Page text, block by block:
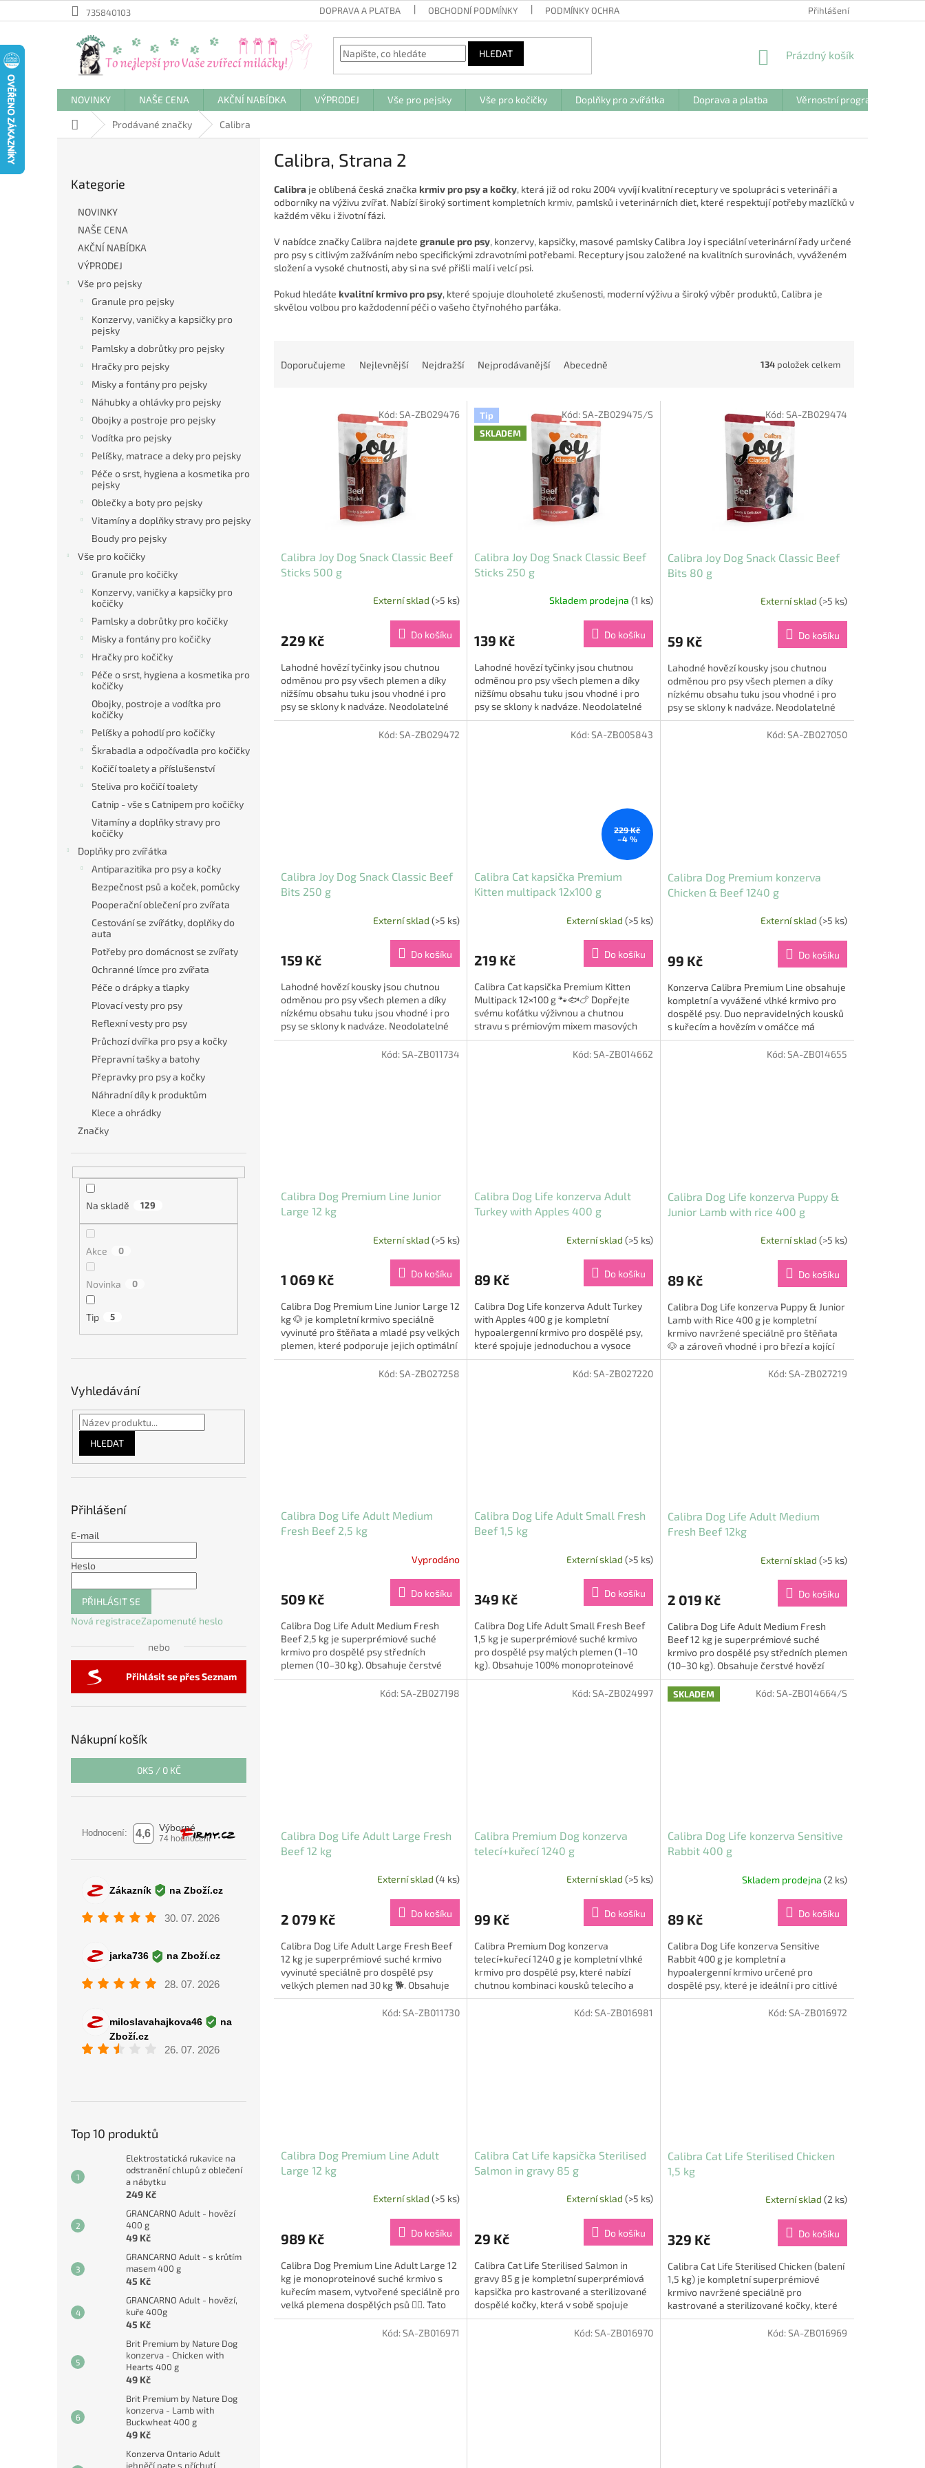
na
735840103 DOPRAVA A PLATBA OBCHODNÍ PODMÍNKY PODMÍNKY OCHRANY OSOBNÍCH ÚDAJŮ Přihlášení
HLEDAT
NÁKUPNÍ
Prázdný košík
NOVINKY NAŠE CENA AKČNÍ NABÍDKA VÝPRODEJ Vše pro pejsky Vše pro kočičky Doplňky pro zvířátka Doprava a platba Věrnostní program
Domů Prodávané značky Calibra
kategorie
Kategorie
NOVINKY
NAŠE CENA
AKČNÍ NABÍDKA
VÝPRODEJ
Vše pro pejsky
Granule pro pejsky
Konzervy, vaničky a kapsičky pro
pejsky
Pamlsky a dobrůtky pro pejsky
Hračky pro pejsky
Misky a fontány pro pejsky
Náhubky a ohlávky pro pejsky
Obojky a postroje pro pejsky
Vodítka pro pejsky
Pelíšky, matrace a deky pro pejsky
Péče o srst, hygiena a kosmetika pro
pejsky
Oblečky a boty pro pejsky
Vitamíny a doplňky stravy pro pejsky
Boudy pro pejsky
Vše pro kočičky
Granule pro kočičky
Konzervy, vaničky a kapsičky pro
kočičky
Pamlsky a dobrůtky pro kočičky
Misky a fontány pro kočičky
Hračky pro kočičky
Péče o srst, hygiena a kosmetika pro
kočičky
Obojky, postroje a vodítka pro
kočičky
Pelíšky a pohodlí pro kočičky
Škrabadla a odpočívadla pro kočičky
Kočičí toalety a příslušenství
Steliva pro kočičí toalety
Catnip - vše s Catnipem pro kočičky
Vitamíny a doplňky stravy pro
kočičky
Doplňky pro zvířátka
Antiparazitika pro psy a kočky
Bezpečnost psů a koček, pomůcky
Pooperační oblečení pro zvířata
Cestování se zvířátky, doplňky do
auta
Potřeby pro domácnost se zvířaty
Ochranné límce pro zvířata
Péče o drápky a tlapky
Plovací vesty pro psy
Reflexní vesty pro psy
Průchozí dvířka pro psy a kočky
Přepravní tašky a batohy
Přepravky pro psy a kočky
Náhradní díly k produktům
Klece a ohrádky
Značky
Na skladě 129
Akce 0
Novinka 0
Tip 5
Vyhledávání
HLEDAT
Přihlášení
E-mail
Heslo
PŘIHLÁSIT SE
Nová registraceZapomenuté heslo
nebo
Přihlásit se přes Seznam
Nákupní košík
0KS / 0 KČ
Top 10 produktů
Elektrostatická rukavice na
odstranění chlupů z oblečení
a nábytku
249 Kč
GRANCARNO Adult - hovězí
400 g
49 Kč
GRANCARNO Adult - s krůtím
masem 400 g
45 Kč
GRANCARNO Adult - hovězí,
kuře 400g
45 Kč
Brit Premium by Nature Dog
konzerva - Chicken with
Hearts 400 g
49 Kč
Brit Premium by Nature Dog
konzerva - Lamb with
Buckwheat 400 g
49 Kč
Konzerva Ontario Adult
jehněčí pate s příchutí
Calibra, Strana 2
Calibra je oblíbená česká značka krmiv pro psy a kočky, která již od roku 2004 vyvíjí kvalitní receptury ve spolupráci s veterináři a
odborníky na výživu zvířat. Nabízí široký sortiment kompletních krmiv, pamlsků i veterinárních diet, které respektují potřeby mazlíčků v
každém věku i životní fázi.
V nabídce značky Calibra najdete granule pro psy, konzervy, kapsičky, masové pamlsky Calibra Joy i speciální veterinární řady určené
pro psy s citlivým zažíváním nebo specifickými zdravotními potřebami. Receptury jsou založené na kvalitních surovinách, vyváženém
složení a vysoké chutnosti, aby si na své přišli malí i velcí psi.
Pokud hledáte kvalitní krmivo pro psy, které spojuje dlouholeté zkušenosti, moderní výživu a široký výběr produktů, Calibra je
skvělou volbou pro každodenní péči o vašeho čtyřnohého parťáka.
Doporučujeme Nejlevnější Nejdražší Nejprodávanější Abecedně 134 položek celkem
Calibra Joy Dog Snack Classic Beef
Sticks 500 g
Externí sklad (>5 ks)
229 Kč Do košíku
Lahodné hovězí tyčinky jsou chutnou
odměnou pro psy všech plemen a díky
nižšímu obsahu tuku jsou vhodné i pro
psy se sklony k nadváze. Neodolatelné
pamlsky potěší smysly i...
Kód:SA-ZB029476
Tip
SKLADEM
Calibra Joy Dog Snack Classic Beef
Sticks 250 g
je
z
5
hvězdiček.
Skladem prodejna (1 ks)
139 Kč Do košíku
Lahodné hovězí tyčinky jsou chutnou
odměnou pro psy všech plemen a díky
nižšímu obsahu tuku jsou vhodné i pro
psy se sklony k nadváze. Neodolatelné
pamlsky potěší smysly i...
Kód:SA-ZB029475/S
Calibra Joy Dog Snack Classic Beef
Bits 80 g
Externí sklad (>5 ks)
59 Kč Do košíku
Lahodné hovězí kousky jsou chutnou
odměnou pro psy všech plemen a díky
nízkému obsahu tuku jsou vhodné i pro
psy se sklony k nadváze. Neodolatelné
pamlsky potěší smysly i...
Kód:SA-ZB029474
Calibra Joy Dog Snack Classic Beef
Bits 250 g
Externí sklad (>5 ks)
159 Kč Do košíku
Lahodné hovězí kousky jsou chutnou
odměnou pro psy všech plemen a díky
nízkému obsahu tuku jsou vhodné i pro
psy se sklony k nadváze. Neodolatelné
pamlsky potěší smysly i...
Kód:SA-ZB029472
229 Kč
–4 %
Calibra Cat kapsička Premium
Kitten multipack 12x100 g
je
z
5
hvězdiček.
Externí sklad (>5 ks)
219 Kč Do košíku
Calibra Cat kapsička Premium Kitten
Multipack 12×100 g 🐾🐟🍗 Dopřejte
svému koťátku výživnou a chutnou
stravu s prémiovým mixem masových
kapsiček v lahodné omáčce! 😻🍲 Toto...
Kód:SA-ZB005843
Calibra Dog Premium konzerva
Chicken & Beef 1240 g
Externí sklad (>5 ks)
99 Kč Do košíku
Konzerva Calibra Premium Line obsahuje
kompletní a vyvážené vlhké krmivo pro
dospělé psy. Duo nepravidelných kousků
s kuřecím a hovězím v omáčce má
přitažlivou chuť i...
Kód:SA-ZB027050
Calibra Dog Premium Line Junior
Large 12 kg
Externí sklad (>5 ks)
1 069 Kč Do košíku
Calibra Dog Premium Line Junior Large 12
kg 🐶 je kompletní krmivo speciálně
vyvinuté pro štěňata a mladé psy velkých
plemen, které podporuje jejich optimální
růst, vývoj kostí a...
Kód:SA-ZB011734
Calibra Dog Life konzerva Adult
Turkey with Apples 400 g
Externí sklad (>5 ks)
89 Kč Do košíku
Calibra Dog Life konzerva Adult Turkey
with Apples 400 g je kompletní
hypoalergenní krmivo pro dospělé psy,
které spojuje jednoduchou a vysoce
stravitelnou recepturu s chutí,...
Kód:SA-ZB014662
Calibra Dog Life konzerva Puppy &
Junior Lamb with rice 400 g
Externí sklad (>5 ks)
89 Kč Do košíku
Calibra Dog Life konzerva Puppy & Junior
Lamb with Rice 400 g je kompletní
krmivo navržené speciálně pro štěňata
🐶 a zároveň vhodné i pro březí a kojící
feny. Tato šetrná a...
Kód:SA-ZB014655
Calibra Dog Life Adult Medium
Fresh Beef 2,5 kg
Vyprodáno
509 Kč Do košíku
Calibra Dog Life Adult Medium Fresh
Beef 2,5 kg je superprémiové suché
krmivo pro dospělé psy středních
plemen (10–30 kg). Obsahuje čerstvé
hovězí maso v monoproteinové...
Kód:SA-ZB027258
Calibra Dog Life Adult Small Fresh
Beef 1,5 kg
Externí sklad (>5 ks)
349 Kč Do košíku
Calibra Dog Life Adult Small Fresh Beef
1,5 kg je superprémiové suché krmivo
pro dospělé psy malých plemen (1–10
kg). Obsahuje 100% monoproteinové
složení s čerstvým hovězím a...
Kód:SA-ZB027220
Calibra Dog Life Adult Medium
Fresh Beef 12kg
Externí sklad (>5 ks)
2 019 Kč Do košíku
Calibra Dog Life Adult Medium Fresh
Beef 12 kg je superprémiové suché
krmivo pro dospělé psy středních plemen
(10–30 kg). Obsahuje čerstvé hovězí
maso v monoproteinové receptuře...
Kód:SA-ZB027219
Calibra Dog Life Adult Large Fresh
Beef 12 kg
Externí sklad (4 ks)
2 079 Kč Do košíku
Calibra Dog Life Adult Large Fresh Beef
12 kg je superprémiové suché krmivo
vyvinuté speciálně pro dospělé psy
velkých plemen nad 30 kg 🐕. Obsahuje
čerstvé hovězí maso v...
Kód:SA-ZB027198
Calibra Premium Dog konzerva
telecí+kuřecí 1240 g
Externí sklad (>5 ks)
99 Kč Do košíku
Calibra Premium Dog konzerva
telecí+kuřecí 1240 g je kompletní vlhké
krmivo pro dospělé psy, které nabízí
chutnou kombinaci kousků telecího a
kuřecího masa v jemné omáčce 🐶🥩....
Kód:SA-ZB024997 SKLADEM
Calibra Dog Life konzerva Sensitive
Rabbit 400 g
Skladem prodejna (2 ks)
89 Kč Do košíku
Calibra Dog Life konzerva Sensitive
Rabbit 400 g je kompletní a
hypoalergenní krmivo určené pro
dospělé psy, které je ideální i pro citlivé
zažívání 🐶🥕. Díky jednodruhové...
Kód:SA-ZB014664/S
Calibra Dog Premium Line Adult
Large 12 kg
Externí sklad (>5 ks)
989 Kč Do košíku
Calibra Dog Premium Line Adult Large 12
kg je monoproteinové suché krmivo s
kuřecím masem, vytvořené speciálně pro
velká plemena dospělých psů 🐕‍🦺. Tato
receptura je navržena s...
Kód:SA-ZB011730
Calibra Cat Life kapsička Sterilised
Salmon in gravy 85 g
Externí sklad (>5 ks)
29 Kč Do košíku
Calibra Cat Life Sterilised Salmon in
gravy 85 g je kompletní superprémiová
kapsička pro kastrované a sterilizované
dospělé kočky, která v sobě spojuje
vysoký obsah masa,...
Kód:SA-ZB016981
Calibra Cat Life Sterilised Chicken
1,5 kg
Externí sklad (2 ks)
329 Kč Do košíku
Calibra Cat Life Sterilised Chicken (balení
1,5 kg) je kompletní superprémiové
krmivo navržené speciálně pro
kastrované a sterilizované kočky, které
potřebují upravený příjem...
Kód:SA-ZB016972
Kód:SA-ZB016971 Kód:SA-ZB016970 Kód:SA-ZB016969